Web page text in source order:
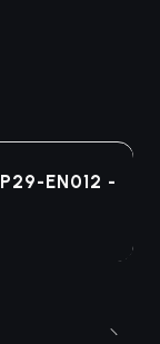
EN012 -